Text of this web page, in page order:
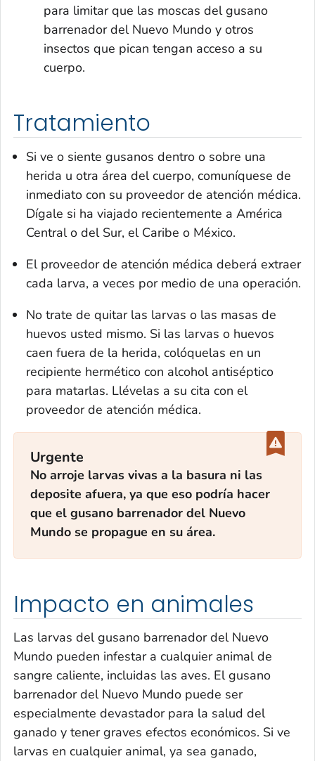
para limitar que las moscas del gusano
barrenador del Nuevo Mundo y otros
insectos que pican tengan acceso a su
cuerpo.
Tratamiento
Si ve o siente gusanos dentro o sobre una
herida u otra área del cuerpo, comuníquese de
inmediato con su proveedor de atención médica.
Dígale si ha viajado recientemente a América
Central o del Sur, el Caribe o México.
El proveedor de atención médica deberá extraer
cada larva, a veces por medio de una operación.
No trate de quitar las larvas o las masas de
huevos usted mismo. Si las larvas o huevos
caen fuera de la herida, colóquelas en un
recipiente hermético con alcohol antiséptico
para matarlas. Llévelas a su cita con el
proveedor de atención médica.
Urgente
No arroje larvas vivas a la basura ni las
deposite afuera, ya que eso podría hacer
que el gusano barrenador del Nuevo
Mundo se propague en su área.
Impacto en animales
Las larvas del gusano barrenador del Nuevo
Mundo pueden infestar a cualquier animal de
sangre caliente, incluidas las aves. El gusano
barrenador del Nuevo Mundo puede ser
especialmente devastador para la salud del
ganado y tener graves efectos económicos. Si ve
larvas en cualquier animal, ya sea ganado,